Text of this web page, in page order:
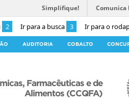
2 Ir para a busca 3 Ir para o
Simplifique! Comunica
AUDITORIA COBALTO
Farmacêuticas e de
Alimentos (CCQFA)